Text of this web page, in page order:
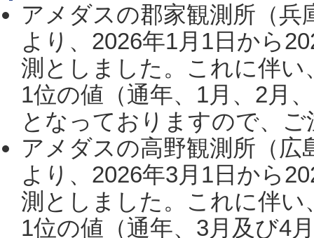
アメダスの郡家観測所（
より、2026年1月1日から
測としました。これに伴い
1位の値（通年、1月、2月
となっておりますので、
アメダスの高野観測所（
より、2026年3月1日から
測としました。これに伴い
1位の値（通年、3月及び4